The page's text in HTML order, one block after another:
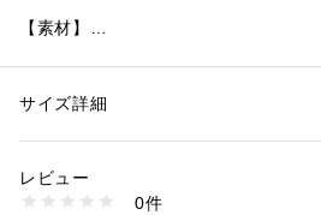
【素材】
製品で洗い加工を入れています。
性別：メンズ
素材：綿100%
商品番号：
P5M14721-- （ショップ）
サイズ詳細
レビュー
0件